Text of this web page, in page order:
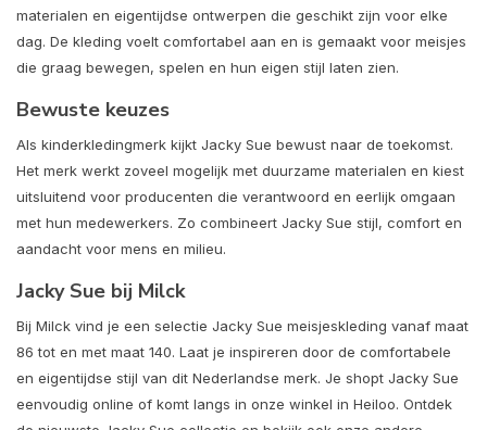
materialen en eigentijdse ontwerpen die geschikt zijn voor elke
dag. De kleding voelt comfortabel aan en is gemaakt voor meisjes
die graag bewegen, spelen en hun eigen stijl laten zien.
Bewuste keuzes
Als kinderkledingmerk kijkt Jacky Sue bewust naar de toekomst.
Het merk werkt zoveel mogelijk met duurzame materialen en kiest
uitsluitend voor producenten die verantwoord en eerlijk omgaan
met hun medewerkers. Zo combineert Jacky Sue stijl, comfort en
aandacht voor mens en milieu.
Jacky Sue bij Milck
Bij Milck vind je een selectie Jacky Sue meisjeskleding vanaf maat
86 tot en met maat 140. Laat je inspireren door de comfortabele
en eigentijdse stijl van dit Nederlandse merk. Je shopt Jacky Sue
eenvoudig online of komt langs in onze winkel in Heiloo. Ontdek